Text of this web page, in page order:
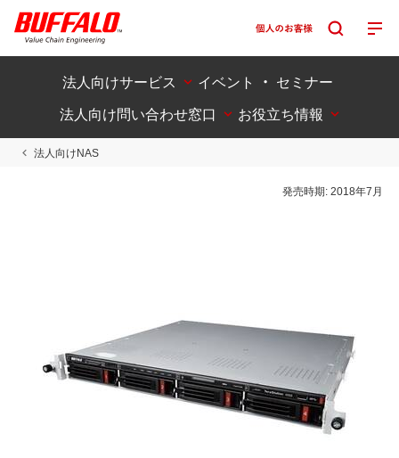
法人向けサービス
イベント ・ セミナー
法人向け問い合わせ窓口
お役立ち情報
法人向けNAS
発売時期:2018年7月